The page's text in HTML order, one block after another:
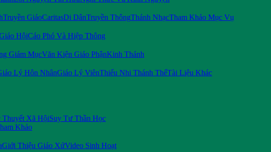
Truyền GiáoCaritasDi DânTruyền ThôngThánh NhạcTham Khảo Mục Vụ
HộiCáo Phó Và Hiệp Thông
Giám MụcVăn Kiện Giáo PhậnKinh Thánh
Lý Hôn NhânGiáo Lý ViênThiếu Nhi Thánh ThểTài Liệu Khác
Thuyết Xã HộiSuy Tư Thần Học
Khảo
Giới Thiệu Giáo XứVideo Sinh Hoạt